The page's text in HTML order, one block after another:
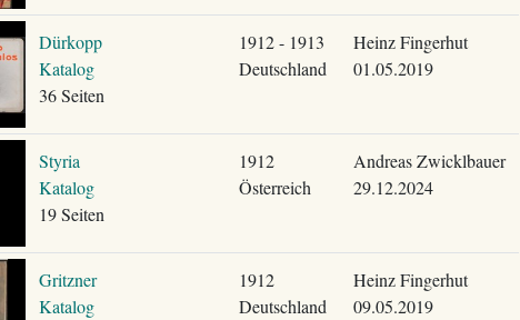
Dürkopp
Katalog
36 Seiten
1912 - 1913
Deutschland
Heinz Fingerhut
01.05.2019
Styria
Katalog
19 Seiten
1912
Österreich
Andreas Zwicklbauer
29.12.2024
Gritzner
Katalog
1912
Deutschland
Heinz Fingerhut
09.05.2019